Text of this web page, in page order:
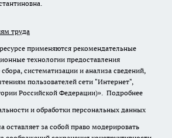
труда
применяются рекомендательные
технологии предоставления
систематизации и анализа сведений,
пользователей сети "Интернет",
Российской Федерации)». Подробнее
и обработки персональных данных
оставляет за собой право модерировать